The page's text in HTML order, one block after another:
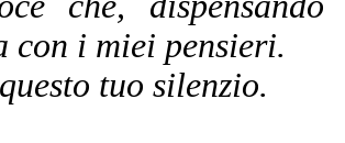
con i miei pensieri.
tuo silenzio.